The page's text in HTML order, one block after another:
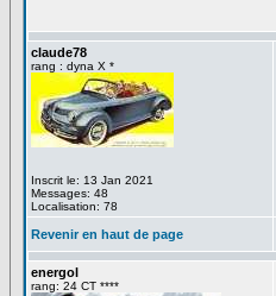
claude78
rang : dyna X *
Inscrit le: 13 Jan 2021
Messages: 48
Localisation: 78
Revenir en haut de page
energol
rang: 24 CT ****